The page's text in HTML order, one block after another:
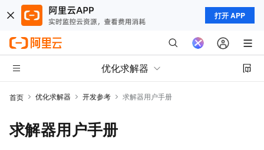
打开 APP
优化求解器
首页 优化求解器 开发参考 求解器用户手册
求解器用户手册